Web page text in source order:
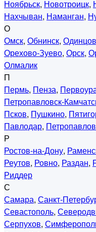
Ноябрьск, Новотроицк,
Нахчыван, Наманган,
О
Омск, Обнинск,
Орехово-Зуево, Орск,
Олмалик
П
Пермь, Пенза,
Петропавловск-
Псков, Пушкино,
Павлодар,
Р
Ростов-на-Дону,
Реутов, Ровно, Раздан,
Риддер
С
Самара, Санкт-
Севастополь,
Серпухов,